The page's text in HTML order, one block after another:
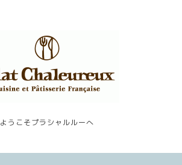
ようこそプラシャルルーへ